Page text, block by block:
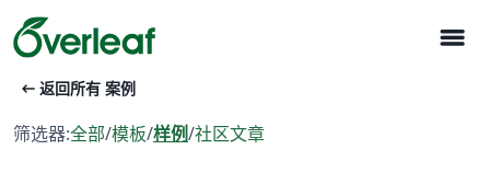
menu
arrow_left_alt 返回所有 案例
筛选器:全部/模板/样例/社区文章